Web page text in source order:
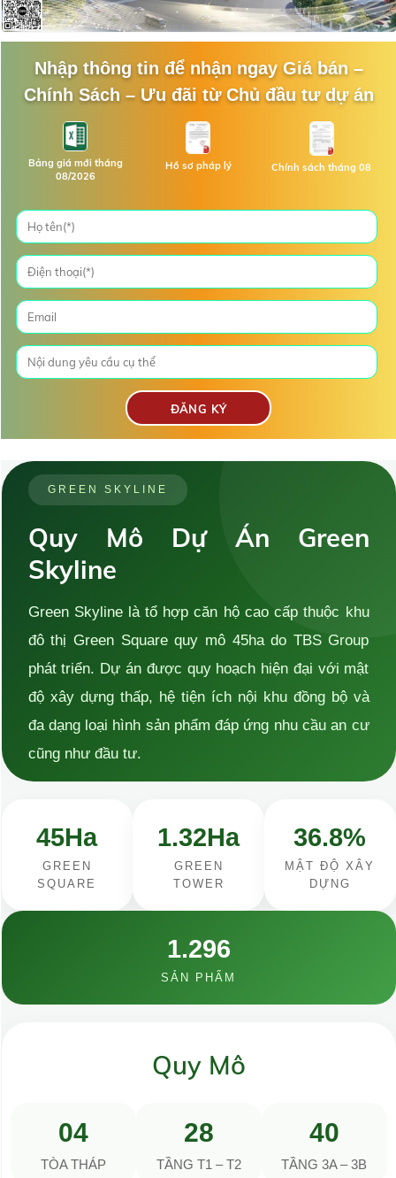
Nhập thông tin để nhận ngay Giá bán –
Chính Sách – Ưu đãi từ Chủ đầu tư dự án
Bảng giá mới tháng
08/2026
Hồ sơ pháp lý Chính sách tháng 08
GREEN SKYLINE
Quy Mô Dự Án Green
Skyline
Green Skyline là tổ hợp căn hộ cao cấp thuộc khu
đô thị Green Square quy mô 45ha do TBS Group
phát triển. Dự án được quy hoạch hiện đại với mật
độ xây dựng thấp, hệ tiện ích nội khu đồng bộ và
đa dạng loại hình sản phẩm đáp ứng nhu cầu an cư
cũng như đầu tư.
45Ha
GREEN
SQUARE
1.32Ha
GREEN
TOWER
36.8%
MẬT ĐỘ XÂY
DỰNG
1.296
SẢN PHẨM
Quy Mô
04
TÒA THÁP
28
TẦNG T1 – T2
40
TẦNG 3A – 3B